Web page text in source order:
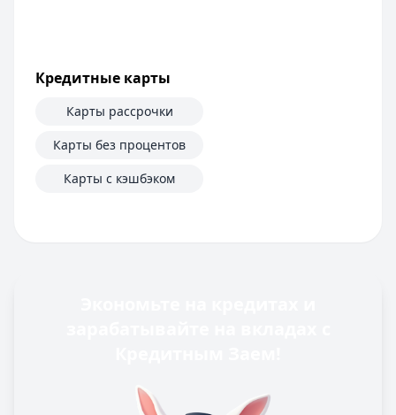
Кредитные карты
Карты рассрочки
Карты без процентов
Карты с кэшбэком